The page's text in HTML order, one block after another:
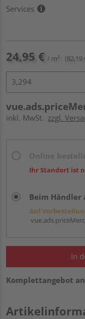
Services
24,95 € / m² (82,19
inkl. MwSt. zzgl.
Ihr Standort ist
Beim Händler
Auf
In
Komplettangebot